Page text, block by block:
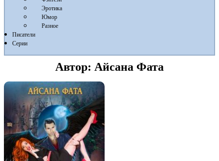
Эротика
Юмор
Разное
Писатели
Серии
Автор: Айсана Фата